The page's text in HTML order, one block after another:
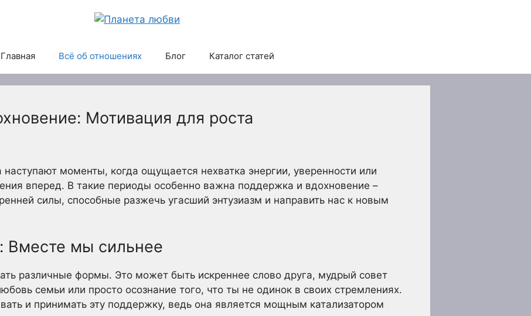
Главная Всё об отношениях Блог Каталог статей
Мотивация для роста
моменты, когда ощущается нехватка энергии, уверенности или
вперед. В такие периоды особенно важна поддержка и вдохновение –
силы, способные разжечь угасший энтузиазм и направить нас к новым
Вместе мы сильнее
различные формы. Это может быть искреннее слово друга, мудрый совет
семьи или просто осознание того, что ты не одинок в своих стремлениях.
и принимать эту поддержку, ведь она является мощным катализатором